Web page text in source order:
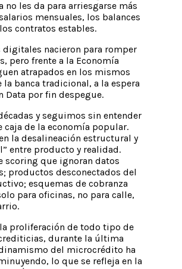
no les da para arriesgarse más
mensuales, los balances
contratos estables.
digitales nacieron para romper
pero frente a la Economía
atrapados en los mismos
la banca tradicional, a la espera
Data por fin despegue.
y seguimos sin entender
caja de la economía popular.
la desalineación estructural y
entre producto y realidad.
scoring que ignoran datos
productos desconectados del
esquemas de cobranza
para oficinas, no para calle,
proliferación de todo tipo de
durante la última
del microcrédito ha
lo que se refleja en la